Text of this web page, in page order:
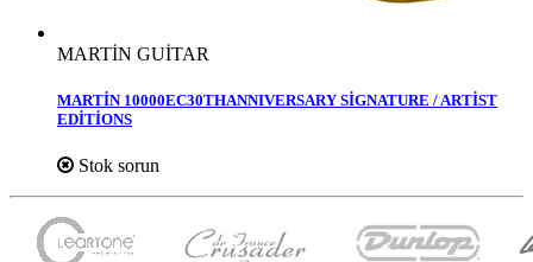
MARTİN GUİTAR
MARTİN 10000EC30THANNIVERSARY SİGNATURE / ARTİST
EDİTİONS
Stok sorun